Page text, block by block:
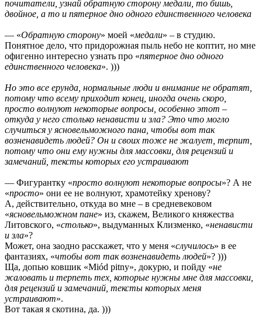
почитатели, узнай обратную сторону медали, то бишь,
двойное, а то и пятерное дно одного единственного человека
— «Обратную сторону» моей «медали» – в студию.
Понятное дело, что придорожная пыль небо не коптит, но мне
офигенно интересно узнать про «пятерное дно одного
единственного человека». )))
Но это все ерунда, нормальные люди и внимание не обратят,
потому что всему приходит конец, иногда очень скоро,
просто волнуют некоторые вопросы, особенно этот –
откуда у него столько ненависти и зла? Это что могло
случиться у ясновельможного пана, чтобы вот так
возненавидеть людей? Он и своих тоже не жалует, терпит,
потому что они ему нужны для массовки, для рецензий и
замечаний, тексты которых его устраивают
— Фигурантку «просто волнуют некоторые вопросы»? А не
«просто» они ее не волнуют, храмотейку хренову?
А, действительно, откуда во мне – в средневековом
«ясновельможном пане» из, скажем, Великого княжества
Литовского, «столько», выдуманных Клизменко, «ненависти
и зла»?
Может, она заодно расскажет, что у меня «случилось» в ее
фантазиях, «чтобы вот так возненавидеть людей»? )))
Ща, допью ковшик «Miód pitny», докурю, и пойду «не
жаловать и терпеть тех, которые нужны мне для массовки,
для рецензий и замечаний, тексты которых меня
устраивают».
Вот такая я скотина, да. )))